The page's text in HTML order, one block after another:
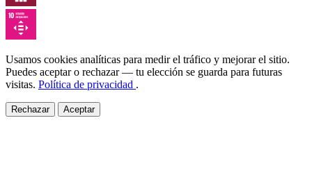
Usamos cookies analíticas para medir el tráfico y mejorar el sitio.
Puedes aceptar o rechazar — tu elección se guarda para futuras
visitas. Política de privacidad .
Rechazar Aceptar